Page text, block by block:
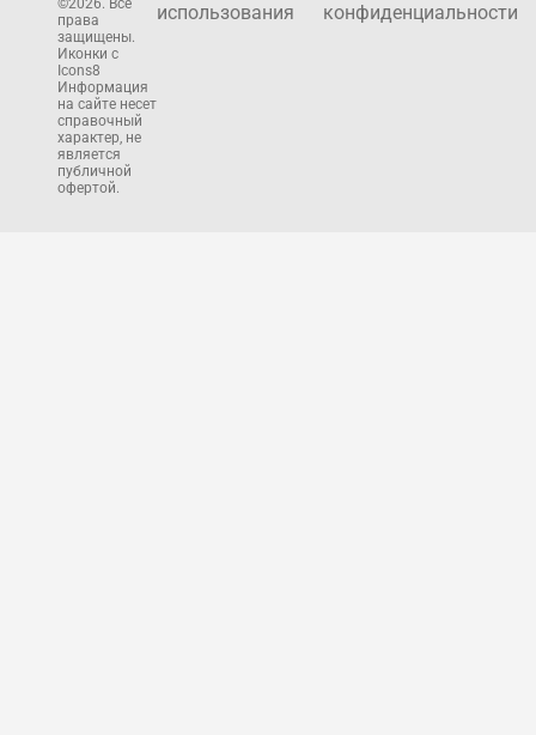
©2026. Все
права
защищены.
Иконки с
Icons8
Информация
на сайте несет
справочный
характер, не
является
публичной
офертой.
использования
конфиденциальности